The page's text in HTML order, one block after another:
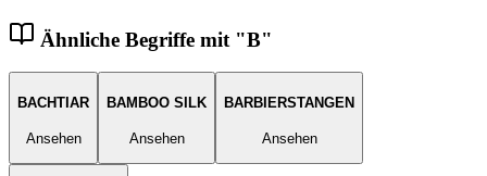
Ähnliche Begriffe mit "B"
BACHTIAR
Ansehen
BAMBOO SILK
Ansehen
BARBIERSTANGEN
Ansehen